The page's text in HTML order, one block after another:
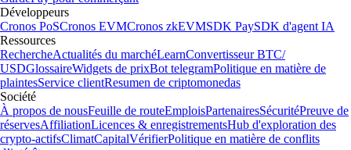
Développeurs
Cronos PoSCronos EVMCronos zkEVMSDK PaySDK d'agent IA
Ressources
RechercheActualités du marchéLearnConvertisseur BTC/
USDGlossaireWidgets de prixBot telegramPolitique en matière de
plaintesService clientResumen de criptomonedas
Société
À propos de nousFeuille de routeEmploisPartenairesSécuritéPreuve de
réservesAffiliationLicences & enregistrementsHub d'exploration des
crypto-actifsClimatCapitalVérifierPolitique en matière de conflits